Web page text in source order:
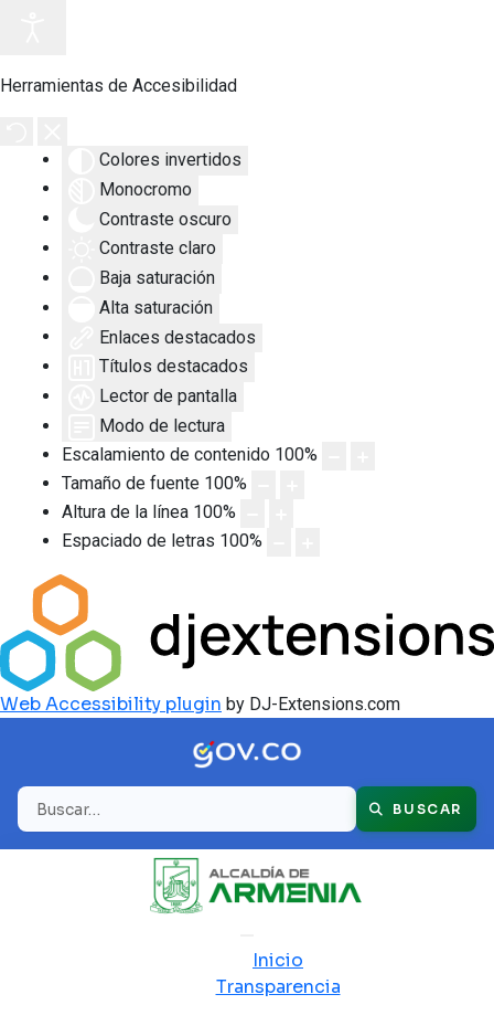
Herramientas de Accesibilidad
Colores invertidos
Monocromo
Contraste oscuro
Contraste claro
Baja saturación
Alta saturación
Enlaces destacados
Títulos destacados
Lector de pantalla
Modo de lectura
Escalamiento de contenido 100%
Tamaño de fuente 100%
Altura de la línea 100%
Espaciado de letras 100%
Web Accessibility plugin by DJ-Extensions.com
Buscar BUSCAR
Inicio
Transparencia